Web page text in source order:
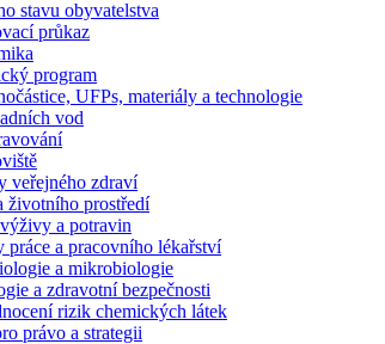
stavu obyvatelstva
průkaz
program
UFPs, materiály a technologie
vod
veřejného zdraví
životního prostředí
a potravin
práce a pracovního lékařství
a mikrobiologie
a zdravotní bezpečnosti
rizik chemických látek
právo a strategii